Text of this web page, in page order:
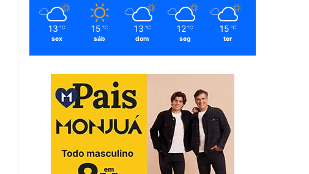
13 ℃
sex
15 ℃
sáb
13 ℃
dom
12 ℃
seg
15 ℃
ter